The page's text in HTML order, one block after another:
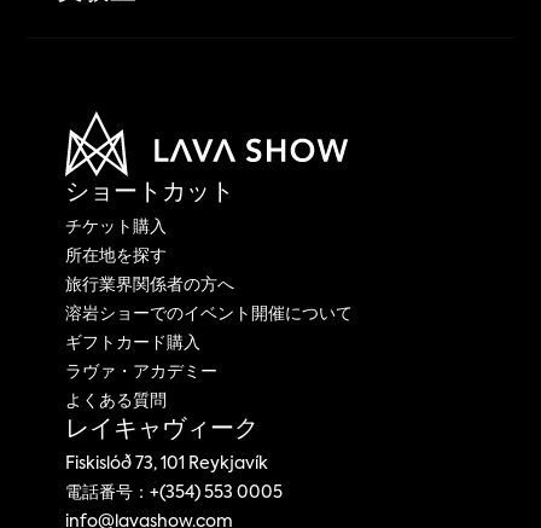
ショートカット
チケット購入
所在地を探す
旅行業界関係者の方へ
溶岩ショーでのイベント開催について
ギフトカード購入
ラヴァ・アカデミー
よくある質問
レイキャヴィーク
Fiskislóð 73, 101 Reykjavík
電話番号：+(354) 553 0005
info@lavashow.com